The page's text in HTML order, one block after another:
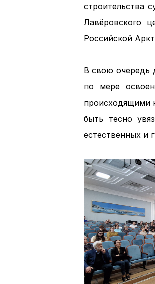
строительства
Лавёровского
Российской
В свою очередь
по мере
происходящими
быть тесно
естественных и